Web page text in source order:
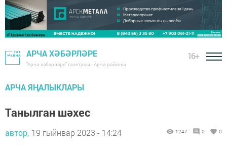
АРЧА ХӘБӘРЛӘРЕ
"Арча хәбәрләре" газетасы - Арча районы
16+
АРЧА ЯҢАЛЫКЛАРЫ
Танылган шәхес
автор, 19 гыйнвар 2023 - 14:24 1247 0 0